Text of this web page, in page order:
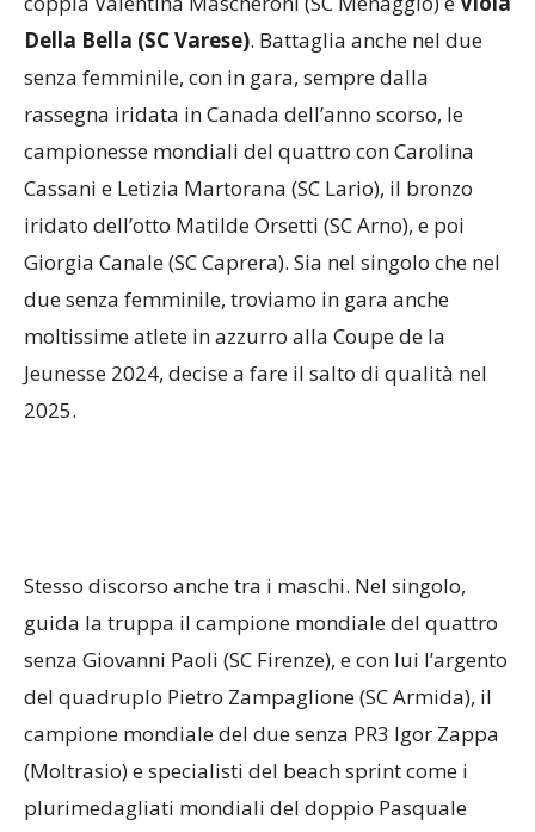
Della Bella (SC Varese). Battaglia anche nel due
senza femminile, con in gara, sempre dalla
rassegna iridata in Canada dell’anno scorso, le
campionesse mondiali del quattro con Carolina
Cassani e Letizia Martorana (SC Lario), il bronzo
iridato dell’otto Matilde Orsetti (SC Arno), e poi
Giorgia Canale (SC Caprera). Sia nel singolo che nel
due senza femminile, troviamo in gara anche
moltissime atlete in azzurro alla Coupe de la
Jeunesse 2024, decise a fare il salto di qualità nel
2025.
guida la truppa il campione mondiale del quattro
senza Giovanni Paoli (SC Firenze), e con lui l’argento
del quadruplo Pietro Zampaglione (SC Armida), il
campione mondiale del due senza PR3 Igor Zappa
(Moltrasio) e specialisti del beach sprint come i
plurimedagliati mondiali del doppio Pasquale
Tamborrino (CC Barion) e Leonardo Bellomo (CUS